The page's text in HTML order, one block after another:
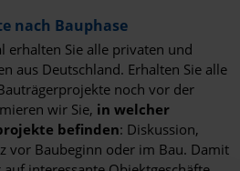
nach Bauphase
erhalten Sie alle privaten und
aus Deutschland. Erhalten Sie alle
noch vor der
wir Sie, in welcher
befinden: Diskussion,
vor Baubeginn oder im Bau. Damit